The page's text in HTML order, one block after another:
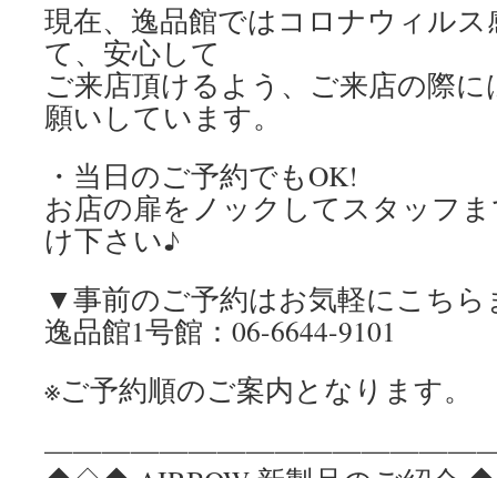
現在、逸品館ではコロナウィル
て、安心して
ご来店頂けるよう、ご来店の際
願いしています。
・当日のご予約でもOK!
お店の扉をノックしてスタッフ
け下さい♪
▼事前のご予約はお気軽にこちら
逸品館1号館：06-6644-9101
※ご予約順のご案内となります。